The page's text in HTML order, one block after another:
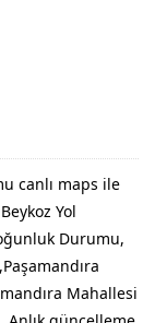
canlı maps ile
Yol
Durumu,
Mahallesi